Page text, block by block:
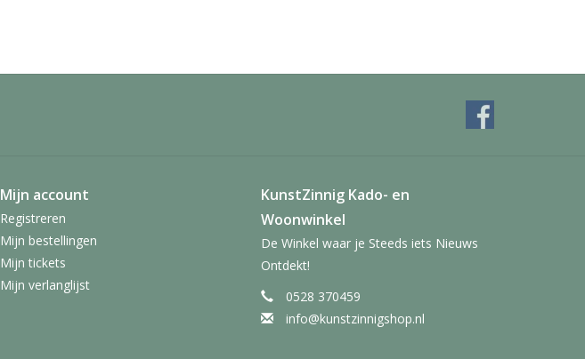
Mijn account
Registreren
Mijn bestellingen
Mijn tickets
Mijn verlanglijst
KunstZinnig Kado- en
Woonwinkel
De Winkel waar je Steeds iets Nieuws
Ontdekt!
0528 370459
info@kunstzinnigshop.nl